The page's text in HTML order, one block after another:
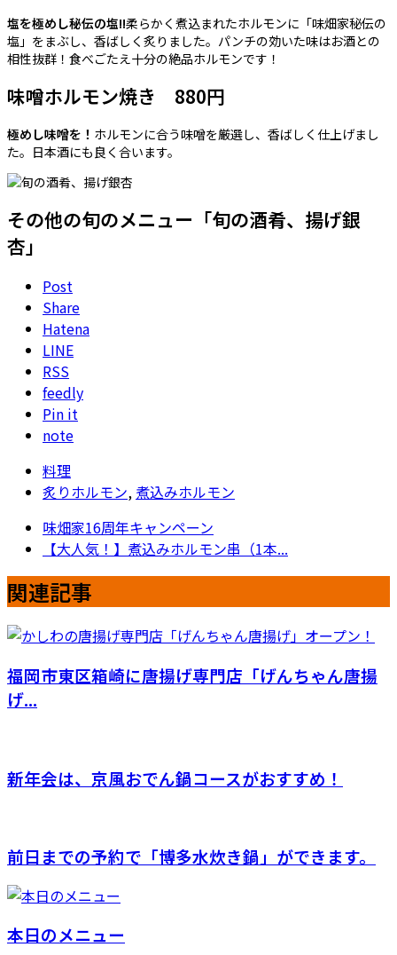
塩を極めし秘伝の塩!!柔らかく煮込まれたホルモンに「味畑家秘伝の
塩」をまぶし、香ばしく炙りました。パンチの効いた味はお酒との
相性抜群！食べごたえ十分の絶品ホルモンです！
味噌ホルモン焼き 880円
極めし味噌を！ ホルモンに合う味噌を厳選し、香ばしく仕上げまし
た。日本酒にも良く合います。
その他の旬のメニュー「旬の酒肴、揚げ銀
杏」
Post
Share
Hatena
LINE
RSS
feedly
Pin it
note
料理
炙りホルモン, 煮込みホルモン
味畑家16周年キャンペーン
【大人気！】煮込みホルモン串（1本...
関連記事
福岡市東区箱崎に唐揚げ専門店「げんちゃん唐揚
げ...
新年会は、京風おでん鍋コースがおすすめ！
前日までの予約で「博多水炊き鍋」ができます。
本日のメニュー